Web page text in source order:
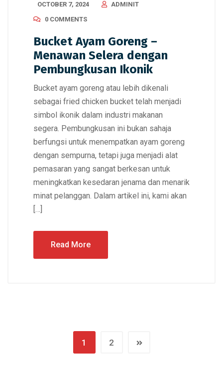
OCTOBER 7, 2024
ADMINIT
0 COMMENTS
Bucket Ayam Goreng –
Menawan Selera dengan
Pembungkusan Ikonik
Bucket ayam goreng atau lebih dikenali
sebagai fried chicken bucket telah menjadi
simbol ikonik dalam industri makanan
segera. Pembungkusan ini bukan sahaja
berfungsi untuk menempatkan ayam goreng
dengan sempurna, tetapi juga menjadi alat
pemasaran yang sangat berkesan untuk
meningkatkan kesedaran jenama dan menarik
minat pelanggan. Dalam artikel ini, kami akan
[…]
Read More
1 2